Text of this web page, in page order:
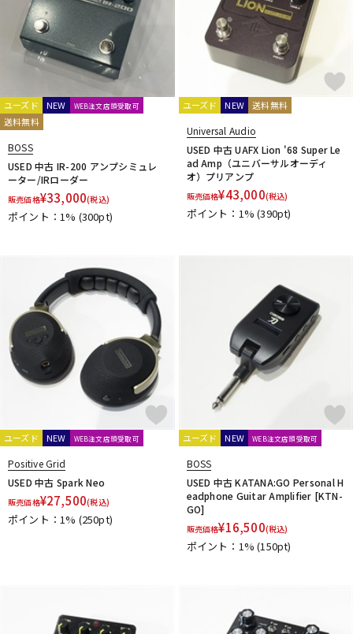
ヴィンテージ
GALLIEN-KRUEGER GATOR
GR Bass
Henriksen Amplifiers
HOTONE
Hughes&Kettner
Ibanez
IK Multimedia J-Sound Garage
KEMPER
Khan Audio
Line6 Magnatone
Mark Bass
Mercury MAGNETICS
MONSTER CABLE
Montreux
MOOER
Morgan Amplification
N-R
Neural DSP NIKKO Noah’sark NUX Orange
ORB
Oyaide
P.R.S. Pearl PEAVEY
PJB（Phil Jones Bass）
Pocket Amp
POLYTONE
Positive Grid
Providence PULSE REVV Roland
SHINOS amplifier company Ltd.
strymon
Suhr Amps SYNERGY tc electronic
TECH21
Tone King
Two-Rock
U-Z
Udo Roesner Amps Universal Audio
unknown
VANDERKLEY
VOVOX
WALRUS AUDIO
YAMAHA
ZT Amp Z-VEX
キョーリツ
ユーズド NEW WEB注文店頭受取可
送料無料
BOSS
USED 中古 IR-200 アンプシミュレ
ーター/IRローダー
販売価格¥33,000(税込)
ポイント：1% (300pt)
ユーズド NEW 送料無料
Universal Audio
USED 中古 UAFX Lion '68 Super Le
ad Amp（ユニバーサルオーディ
オ）プリアンプ
販売価格¥43,000(税込)
ポイント：1%(390pt)
ユーズド NEW WEB注文店頭受取可
Positive Grid
USED 中古 Spark Neo
販売価格¥27,500(税込)
ポイント：1% (250pt)
ユーズド NEW WEB注文店頭受取可
BOSS
USED 中古 KATANA:GO Personal H
eadphone Guitar Amplifier [KTN-
GO]
販売価格¥16,500(税込)
ポイント：1%(150pt)